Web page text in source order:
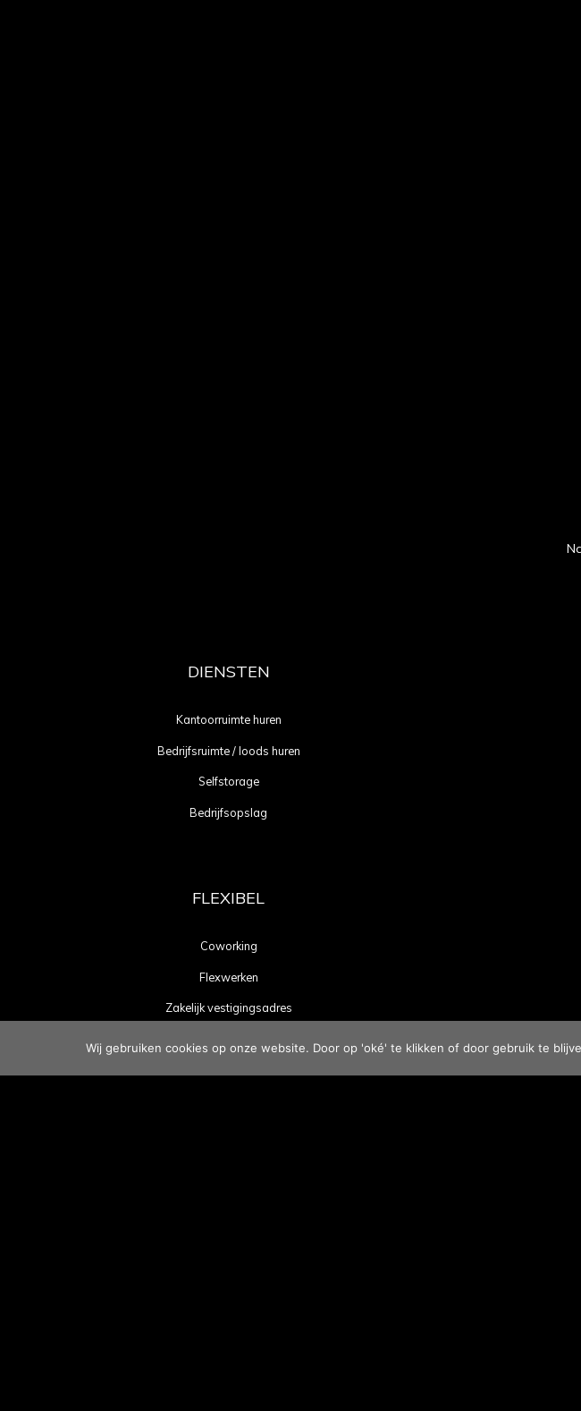
DIENSTEN
Kantoorruimte huren
Bedrijfsruimte / loods huren
Selfstorage
Bedrijfsopslag
FLEXIBEL
Coworking
Flexwerken
Zakelijk vestigingsadres
Wij gebruiken cookies op onze website. Door op 'oké' te klikken of door gebruik te